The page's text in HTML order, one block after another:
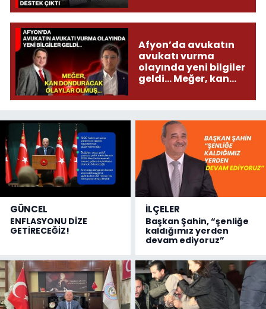
Afyon’da avukatın
avukatı vurma
olayında yeni bilgiler
geldi... Meğer, kan
olmuş...
GÜNCEL
ENFLASYONU DİZE
GETİRECEĞİZ!
İLÇELER
Başkan Şahin, “şenliğe
kaldığımız yerden
devam ediyoruz”